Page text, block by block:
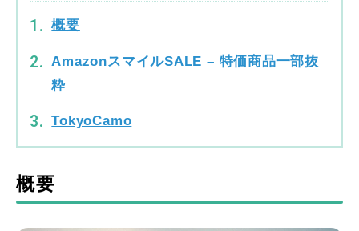
概要
AmazonスマイルSALE – 特価商品一部抜
粋
TokyoCamo
概要